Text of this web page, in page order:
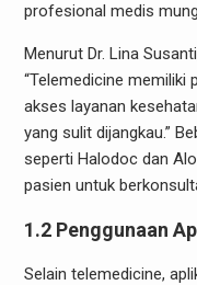
profesional medis
Menurut Dr. Lina
“Telemedicine memiliki
akses layanan
yang sulit dijangkau.”
seperti Halodoc dan
pasien untuk
1.2 Penggunaan
Selain telemedicine,